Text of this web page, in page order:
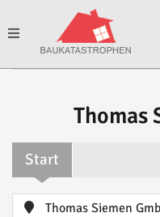
Toggle
Thomas
Start
Thomas Siemen